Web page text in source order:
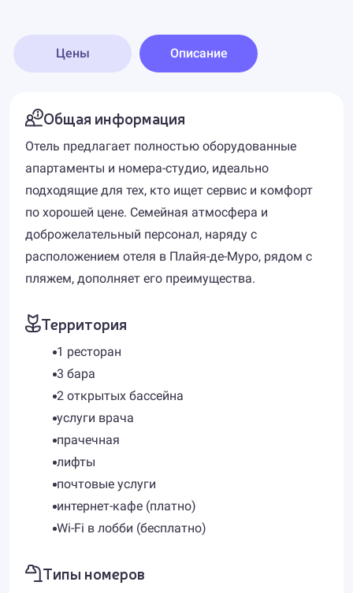
Цены Описание
Общая информация
Отель предлагает полностью оборудованные
апартаменты и номера-студио, идеально
подходящие для тех, кто ищет сервис и комфорт
по хорошей цене. Семейная атмосфера и
доброжелательный персонал, наряду с
расположением отеля в Плайя-де-Муро, рядом с
пляжем, дополняет его преимущества.
Территория
1 ресторан
3 бара
2 открытых бассейна
услуги врача
прачечная
лифты
почтовые услуги
интернет-кафе (платно)
Wi-Fi в лобби (бесплатно)
Типы номеров